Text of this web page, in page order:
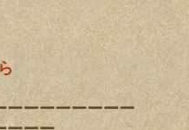
ーーーーーーーー